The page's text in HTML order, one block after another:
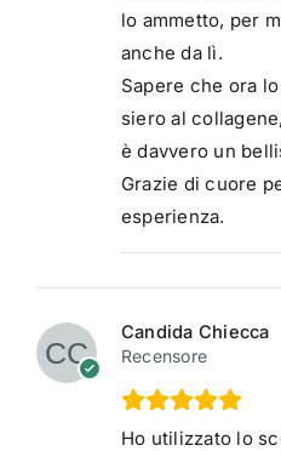
lo ammetto, per
anche da lì.
Sapere che ora
siero al
è davvero un
Grazie di cuore
esperienza.
Candida Chiecca
Recensore
Ho utilizzato lo